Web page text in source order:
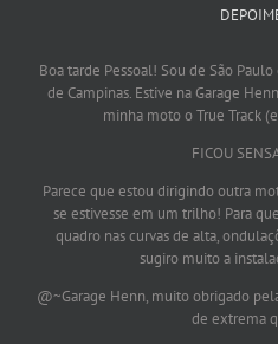
Boa tarde Pessoal! Sou de São
de Campinas. Estive na Garage
minha moto o True Track
FICOU
Parece que estou dirigindo outra
se estivesse em um trilho! Para
quadro nas curvas de alta,
sugiro muito a
@~Garage Henn, muito obrigado
de extrema